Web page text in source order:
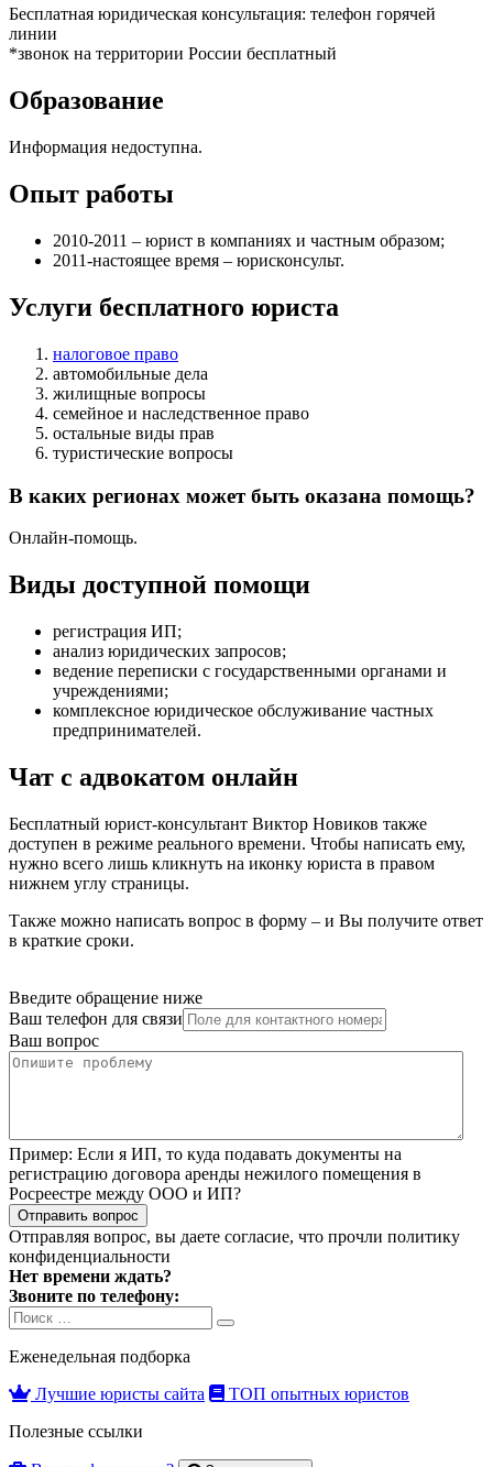
Бесплатная юридическая консультация: телефон горячей
линии
*звонок на территории России бесплатный
Образование
Информация недоступна.
Опыт работы
2010-2011 – юрист в компаниях и частным образом;
2011-настоящее время – юрисконсульт.
Услуги бесплатного юриста
налоговое право
автомобильные дела
жилищные вопросы
семейное и наследственное право
остальные виды прав
туристические вопросы
В каких регионах может быть оказана помощь?
Онлайн-помощь.
Виды доступной помощи
регистрация ИП;
анализ юридических запросов;
ведение переписки с государственными органами и
учреждениями;
комплексное юридическое обслуживание частных
предпринимателей.
Чат с адвокатом онлайн
Бесплатный юрист-консультант Виктор Новиков также
доступен в режиме реального времени. Чтобы написать ему,
нужно всего лишь кликнуть на иконку юриста в правом
нижнем углу страницы.
Также можно написать вопрос в форму – и Вы получите ответ
в краткие сроки.
Введите обращение ниже
Ваш телефон для связи
Ваш вопрос
Пример: Если я ИП, то куда подавать документы на
регистрацию договора аренды нежилого помещения в
Росреестре между ООО и ИП?
Отправить вопрос
Отправляя вопрос, вы даете согласие, что прочли политику
конфиденциальности
Нет времени ждать?
Звоните по телефону:
Search
for:
Search
Еженедельная подборка
Лучшие юристы сайта
ТОП опытных юристов
Полезные ссылки